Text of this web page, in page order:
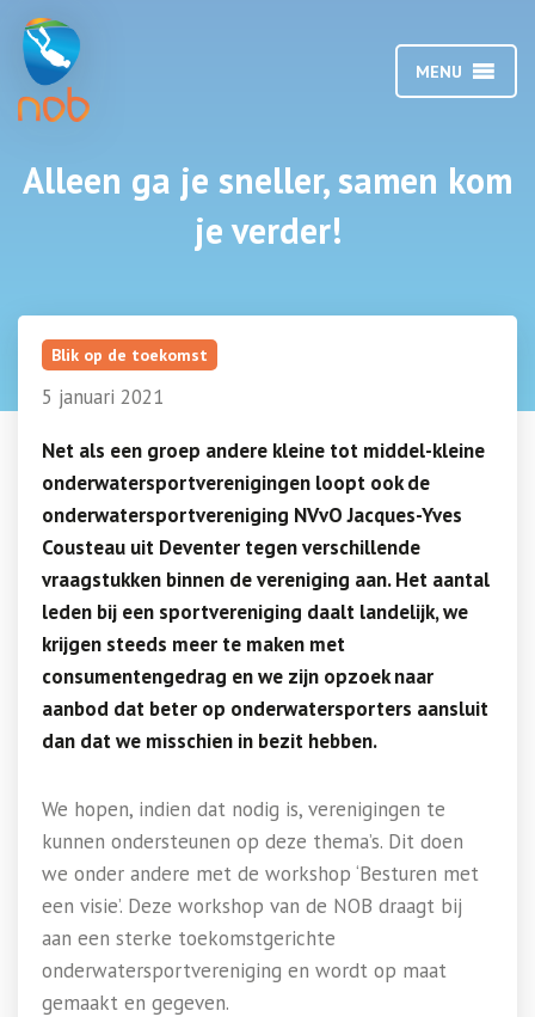
MENU
Alleen ga je sneller, samen kom
je verder!
Blik op de toekomst
5 januari 2021
Net als een groep andere kleine tot middel-kleine
onderwatersportverenigingen loopt ook de
onderwatersportvereniging NVvO Jacques-Yves
Cousteau uit Deventer tegen verschillende
vraagstukken binnen de vereniging aan. Het aantal
leden bij een sportvereniging daalt landelijk, we
krijgen steeds meer te maken met
consumentengedrag en we zijn opzoek naar
aanbod dat beter op onderwatersporters aansluit
dan dat we misschien in bezit hebben.
We hopen, indien dat nodig is, verenigingen te
kunnen ondersteunen op deze thema’s. Dit doen
we onder andere met de workshop ‘Besturen met
een visie’. Deze workshop van de NOB draagt bij
aan een sterke toekomstgerichte
onderwatersportvereniging en wordt op maat
gemaakt en gegeven.